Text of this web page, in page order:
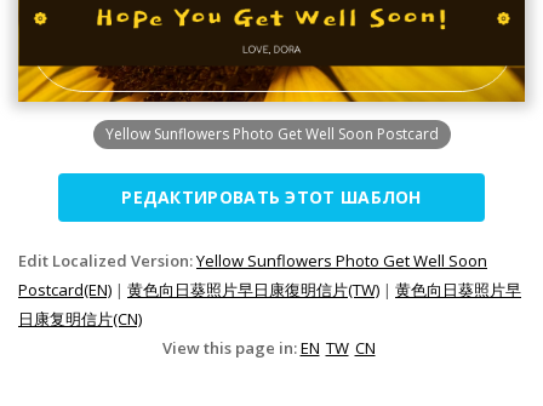
Yellow Sunflowers Photo Get Well Soon Postcard
РЕДАКТИРОВАТЬ ЭТОТ ШАБЛОН
Edit Localized Version:Yellow Sunflowers Photo Get Well Soon
Postcard(EN) | 黄色向日葵照片早日康復明信片(TW) | 黄色向日葵照片早
日康复明信片(CN)
View this page in:EN TW CN